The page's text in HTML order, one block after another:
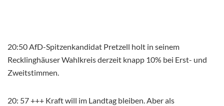
20:50 AfD-Spitzenkandidat Pretzell holt in seinem
Recklinghäuser Wahlkreis derzeit knapp 10% bei Erst- und
Zweitstimmen.
20: 57 +++ Kraft will im Landtag bleiben. Aber als